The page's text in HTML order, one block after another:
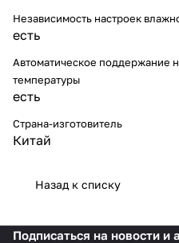
Независимость настроек
есть
Автоматическое поддержание
температуры
есть
Страна-изготовитель
Китай
Назад к списку
Подписаться на новости и